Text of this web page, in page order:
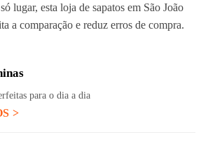
lugar, esta loja de sapatos em São João
a comparação e reduz erros de compra.
para o dia a dia
>